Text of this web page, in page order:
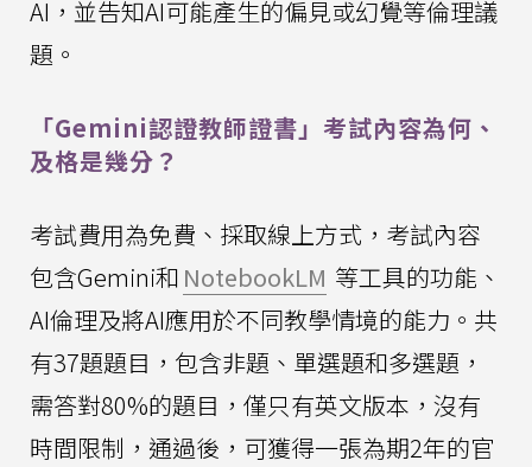
AI，並告知AI可能產生的偏見或幻覺等倫理議
題。
「Gemini認證教師證書」考試內容為何、
及格是幾分？
考試費用為免費、採取線上方式，考試內容
包含Gemini和 NotebookLM 等工具的功能、
AI倫理及將AI應用於不同教學情境的能力。共
有37題題目，包含非題、單選題和多選題，
需答對80%的題目，僅只有英文版本，沒有
時間限制，通過後，可獲得一張為期2年的官